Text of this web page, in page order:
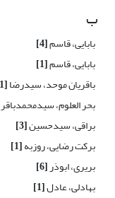
ب
بابایی، قاسم[4]
بابایی، قاسم[1]
باقریان موحد، سیدرضا[1]
بحر العلوم، سیدمحمدباقر
براقی، سیدحسین[3]
برکت رضایی، روزبه[1]
بریری، ابوذر[6]
بهادلی، عادل[1]